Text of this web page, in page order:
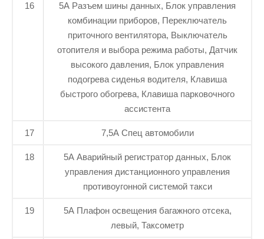
16
5A Разъем шины данных, Блок управления
комбинации приборов, Переключатель
приточного вентилятора, Выключатель
отопителя и выбора режима работы, Датчик
высокого давления, Блок управления
подогрева сиденья водителя, Клавиша
быстрого обогрева, Клавиша парковочного
ассистента
17 7,5А Спец автомобили
18
5A Аварийный регистратор данных, Блок
управления дистанционного управления
противоугонной системой такси
19
5А Плафон освещения багажного отсека,
левый, Таксометр